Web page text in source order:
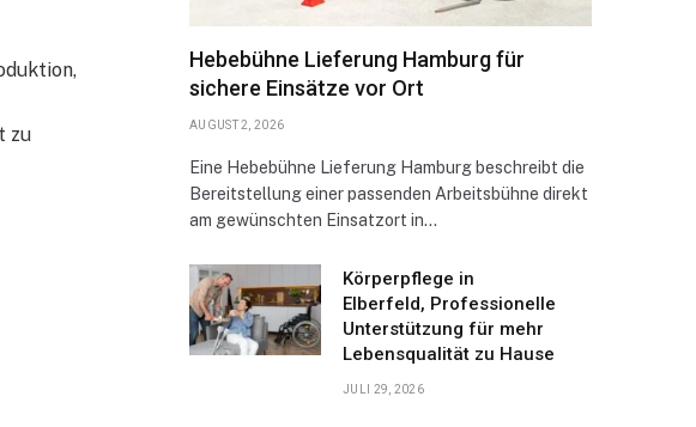
zu
Hebebühne Lieferung Hamburg für
sichere Einsätze vor Ort
AUGUST 2, 2026
Eine Hebebühne Lieferung Hamburg beschreibt die
Bereitstellung einer passenden Arbeitsbühne direkt
am gewünschten Einsatzort in…
Körperpflege in
Elberfeld, Professionelle
Unterstützung für mehr
Lebensqualität zu Hause
JULI 29, 2026